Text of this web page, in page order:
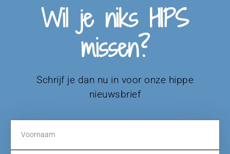
Wil je niks HIPS
missen?
Schrijf je dan nu in voor onze hippe
nieuwsbrief